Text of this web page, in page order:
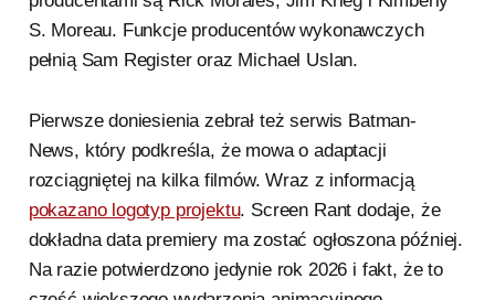
S. Moreau. Funkcje producentów wykonawczych
pełnią Sam Register oraz Michael Uslan.
Pierwsze doniesienia zebrał też serwis Batman-
News, który podkreśla, że mowa o adaptacji
rozciągniętej na kilka filmów. Wraz z informacją
pokazano logotyp projektu. Screen Rant dodaje, że
dokładna data premiery ma zostać ogłoszona później.
Na razie potwierdzono jedynie rok 2026 i fakt, że to